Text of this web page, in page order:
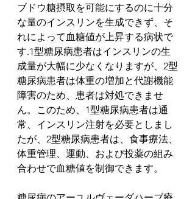
ブドウ糖摂取を可能にするのに十分
な量のインスリンを生成できず、そ
れによって血糖値が上昇する病状で
す.1型糖尿病患者はインスリンの生
成量が大幅に少なくなりますが、2型
糖尿病患者は体重の増加と代謝機能
障害のため、患者は対処できませ
ん。このため、1型糖尿病患者は通
常、インスリン注射を必要としまし
たが、2型糖尿病患者は、食事療法、
体重管理、運動、および投薬の組み
合わせで血糖値を制御できます。